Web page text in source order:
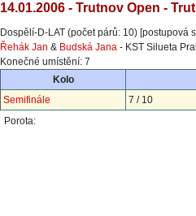
14.01.2006 - Trutnov Open -
Dospělí-D-LAT (počet párů: 10) [postupová
Řehák Jan & Budská Jana - KST Silueta
Konečné umístění: 7
Kolo
Semifinále
7 / 10
Porota: